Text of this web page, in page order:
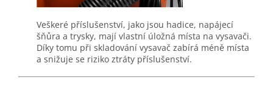
Veškeré příslušenství, jako jsou hadice, napájecí
šňůra a trysky, mají vlastní úložná místa na vysavači.
Díky tomu při skladování vysavač zabírá méně místa
a snižuje se riziko ztráty příslušenství.